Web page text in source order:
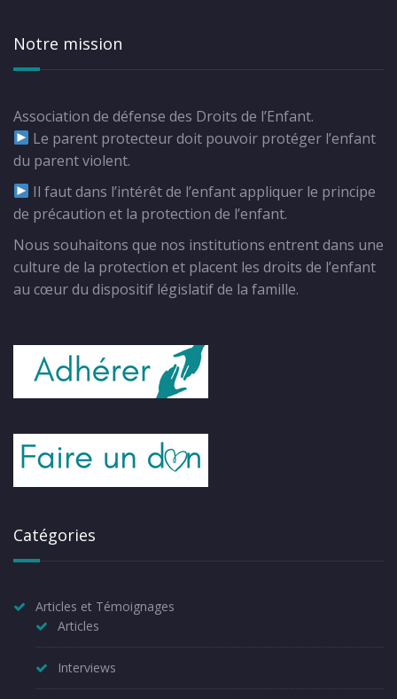
Notre mission
Association de défense des Droits de l’Enfant.
Le parent protecteur doit pouvoir protéger l’enfant
du parent violent.
Il faut dans l’intérêt de l’enfant appliquer le principe
de précaution et la protection de l’enfant.
Nous souhaitons que nos institutions entrent dans une
culture de la protection et placent les droits de l’enfant
au cœur du dispositif législatif de la famille.
Catégories
Articles et Témoignages
Articles
Interviews